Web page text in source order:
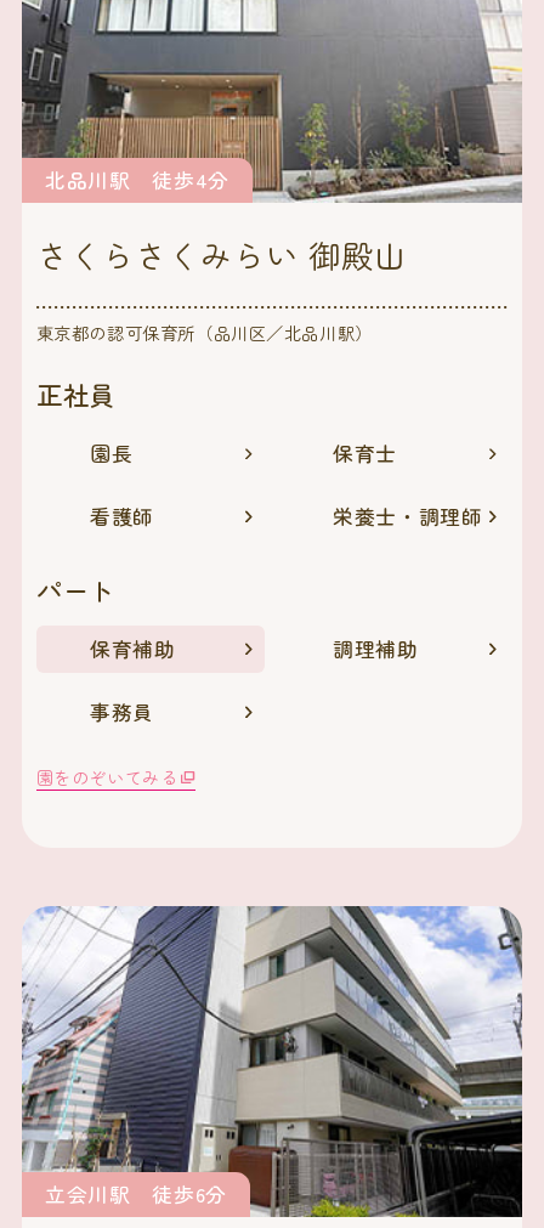
北品川駅 徒歩4分
さくらさくみらい 御殿山
東京都の認可保育所（品川区／北品川駅）
正社員
園長 保育士
看護師 栄養士・調理師
パート
保育補助 調理補助
事務員
園をのぞいてみる
立会川駅 徒歩6分